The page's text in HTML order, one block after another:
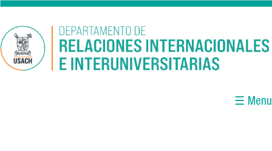
Pasar al contenido principal
☰ Menu